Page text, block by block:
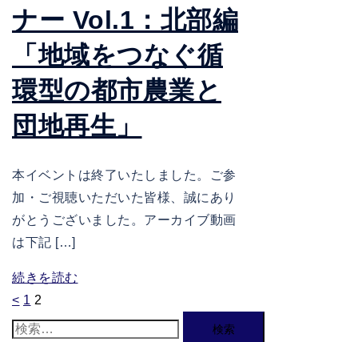
ナー Vol.1：北部編
「地域をつなぐ循
環型の都市農業と
団地再生」
本イベントは終了いたしました。ご参
加・ご視聴いただいた皆様、誠にあり
がとうございました。アーカイブ動画
は下記 […]
続きを読む
投
稿
< 1 2
検